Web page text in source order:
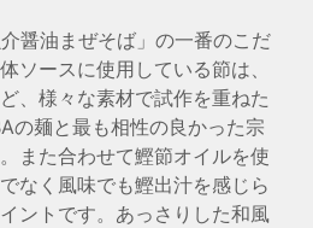
介醤油まぜそば」の一番のこだ
ソースに使用している節は、
、様々な素材で試作を重ねた
の麺と最も相性の良かった宗
また合わせて鰹節オイルを使
なく風味でも鰹出汁を感じら
ントです。あっさりした和風